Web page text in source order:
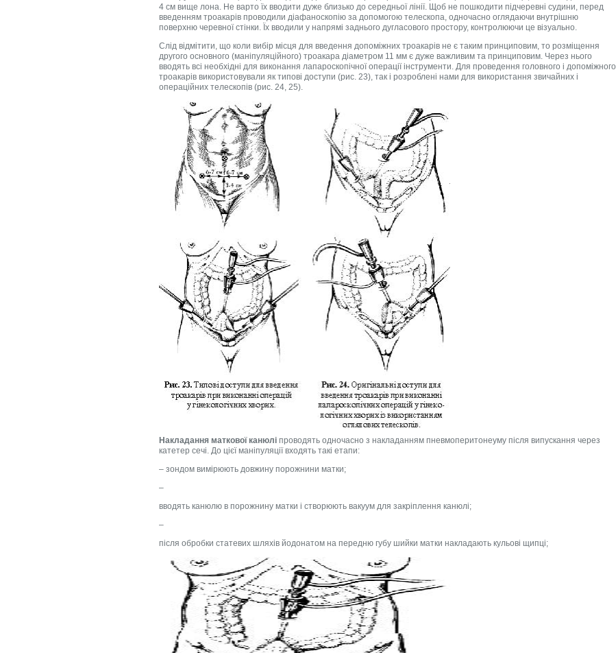
4 см вище лона. Не варто їх вводити дуже близько до середньої лінії. Щоб не пошкодити підчеревні судини, перед
введенням троакарів проводили діафаноскопію за допомогою телескопа, одночасно оглядаючи внутрішню
поверхню черевної стінки. Їх вводили у напрямі заднього дугласового простору, контролюючи це візуально.
Слід відмітити, що коли вибір місця для введення допоміжних троакарів не є таким принциповим, то розміщення
другого основного (маніпуляційного) троакара діаметром 11 мм є дуже важливим та принциповим. Через нього
вводять всі необхідні для виконання лапароскопічної операції інструменти. Для проведення головного і допоміжного
троакарів використовували як типові доступи (рис. 23), так і розроблені нами для використання звичайних і
операційних телескопів (рис. 24, 25).
Накладання маткової канюлі проводять одночасно з накладанням пневмоперитонеуму після випускання через
катетер сечі. До цієї маніпуляції входять такі етапи:
– зондом вимірюють довжину порожнини матки;
–
вводять канюлю в порожнину матки і створюють вакуум для закріплення канюлі;
–
після обробки статевих шляхів йодонатом на передню губу шийки матки накладають кульові щипці;